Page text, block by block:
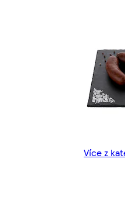
Více z